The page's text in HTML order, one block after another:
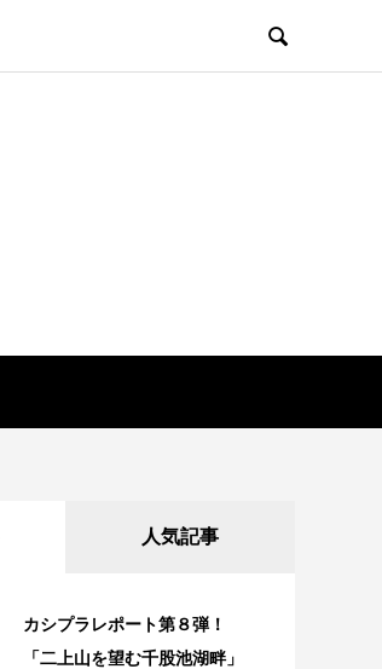

人気記事
カシプラレポート第８弾！
「二上山を望む千股池湖畔」